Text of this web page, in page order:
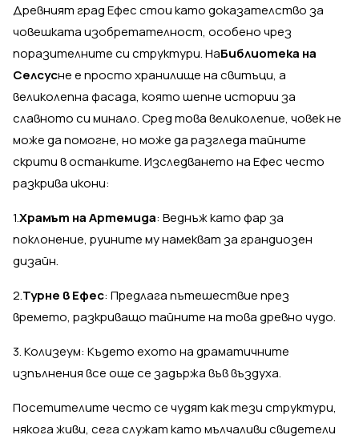
Древният град Ефес стои като доказателство за
човешката изобретателност, особено чрез
поразителните си структури. НаБиблиотека на
Селсусне е просто хранилище на свитъци, а
великолепна фасада, която шепне истории за
славното си минало. Сред това великолепие, човек не
може да помогне, но може да разгледа тайните
скрити в останките. Изследването на Ефес често
разкрива икони:
1.Храмът на Артемида: Веднъж като фар за
поклонение, руините му намекват за грандиозен
дизайн.
2.Турне в Ефес: Предлага пътешествие през
времето, разкриващо тайните на това древно чудо.
3. Колизеум: Където ехото на драматичните
изпълнения все още се задържа във въздуха.
Посетителите често се чудят как тези структури,
някога живи, сега служат като мълчаливи свидетели